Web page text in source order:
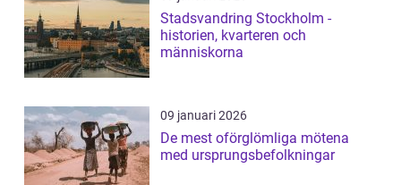
Stadsvandring Stockholm -
historien, kvarteren och
människorna
09 januari 2026
De mest oförglömliga mötena
med ursprungsbefolkningar